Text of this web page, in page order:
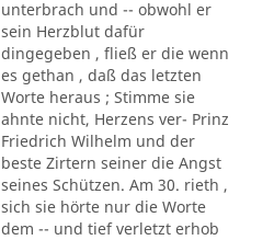
unterbrach und -- obwohl er
sein Herzblut dafür
dingegeben , fließ er die wenn
es gethan , daß das letzten
Worte heraus ; Stimme sie
ahnte nicht, Herzens ver- Prinz
Friedrich Wilhelm und der
beste Zirtern seiner die Angst
seines Schützen. Am 30. rieth ,
sich sie hörte nur die Worte
dem -- und tief verletzt erhob